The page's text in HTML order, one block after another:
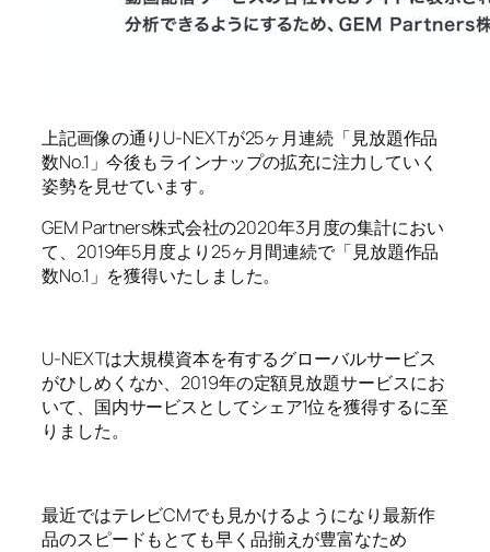
上記画像の通りU-NEXTが25ヶ月連続「見放題作品
数No.1」今後もラインナップの拡充に注力していく
姿勢を見せています。
GEM Partners株式会社の2020年3月度の集計におい
て、2019年5月度より25ヶ月間連続で「見放題作品
数No.1」を獲得いたしました。
U-NEXTは大規模資本を有するグローバルサービス
がひしめくなか、2019年の定額見放題サービスにお
いて、国内サービスとしてシェア1位を獲得するに至
りました。
最近ではテレビCMでも見かけるようになり最新作
品のスピードもとても早く品揃えが豊富なため